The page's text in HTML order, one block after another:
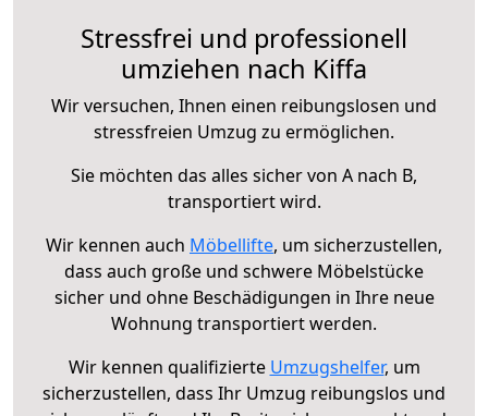
Stressfrei und professionell
umziehen nach Kiffa
Wir versuchen, Ihnen einen reibungslosen und
stressfreien Umzug zu ermöglichen.
Sie möchten das alles sicher von A nach B,
transportiert wird.
Wir kennen auch Möbellifte, um sicherzustellen,
dass auch große und schwere Möbelstücke
sicher und ohne Beschädigungen in Ihre neue
Wohnung transportiert werden.
Wir kennen qualifizierte Umzugshelfer, um
sicherzustellen, dass Ihr Umzug reibungslos und